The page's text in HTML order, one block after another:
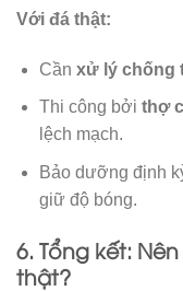
Với đá thật:
Cần xử lý chống
Thi công bởi thợ
lệch mạch.
Bảo dưỡng định
giữ độ bóng.
6. Tổng kết:
thật?